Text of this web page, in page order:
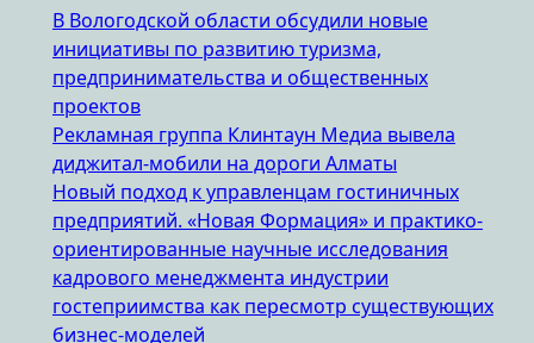
В Вологодской области обсудили новые
инициативы по развитию туризма,
предпринимательства и общественных
проектов
Рекламная группа Клинтаун Медиа вывела
диджитал-мобили на дороги Алматы
Новый подход к управленцам гостиничных
предприятий. «Новая Формация» и практико-
ориентированные научные исследования
кадрового менеджмента индустрии
гостеприимства как пересмотр существующих
бизнес-моделей